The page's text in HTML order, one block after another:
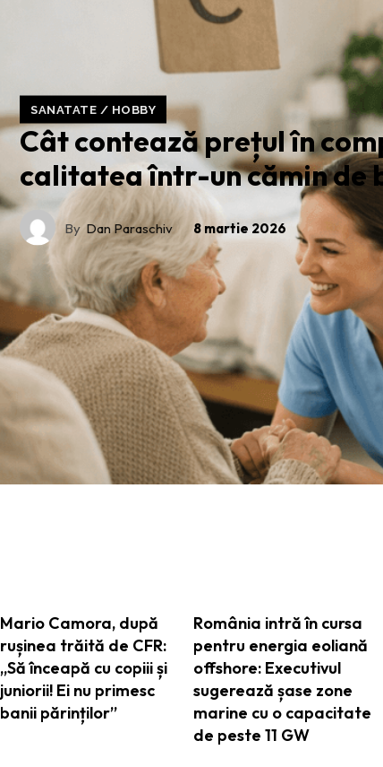
SANATATE / HOBBY
Cât contează prețul în
calitatea într-un cămin de
By Dan Paraschiv 8 martie 2026
Mario Camora, după
rușinea trăită de CFR:
„Să înceapă cu copiii și
juniorii! Ei nu primesc
banii părinților”
România intră în cursa
pentru energia eoliană
offshore: Executivul
sugerează șase zone
marine cu o capacitate
de peste 11 GW